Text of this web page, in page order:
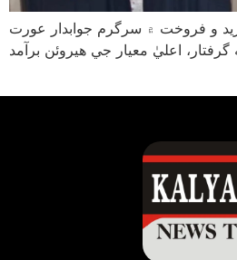
و فروخت ۾ سرگرم جوابدار عورت
گرفتار، اعليٰ معيار جي هيروئن برآمد